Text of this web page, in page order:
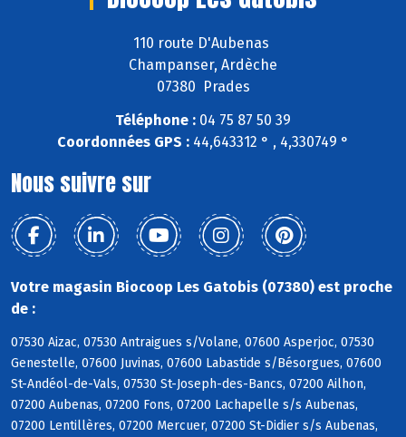
110 route D'Aubenas
Champanser, Ardèche
07380 Prades
Téléphone : 04 75 87 50 39
Coordonnées GPS : 44,643312 ° , 4,330749 °
Nous suivre sur
Votre magasin Biocoop Les Gatobis (07380) est proche
de :
07530 Aizac, 07530 Antraigues s/Volane, 07600 Asperjoc, 07530
Genestelle, 07600 Juvinas, 07600 Labastide s/Bésorgues, 07600
St-Andéol-de-Vals, 07530 St-Joseph-des-Bancs, 07200 Ailhon,
07200 Aubenas, 07200 Fons, 07200 Lachapelle s/s Aubenas,
07200 Lentillères, 07200 Mercuer, 07200 St-Didier s/s Aubenas,